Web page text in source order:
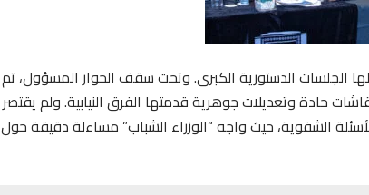
الجلسات الدستورية الكبرى. وتحت سقف الحوار المسؤول، تم
حادة وتعديلات جوهرية قدمتها الفرق النيابية. ولم يقتصر
الشفوية، حيث واجه “الوزراء الشباب” مساءلة دقيقة حول